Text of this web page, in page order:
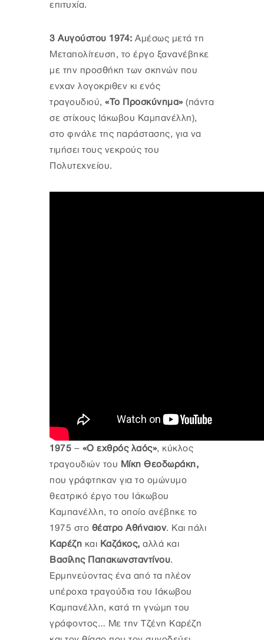
επιτυχία.
3 Αυγούστου 1974: Αμέσως μετά τη
Μεταπολίτευση, το έργο ξανανέβηκε
με την προσθήκη των σκηνών που
εíχαν λογοκριθεí κι ενός
τραγουδιού, «Το Προσκύνημα» (πάντα
σε στίχους Ιάκωβου Καμπανέλλη),
στο φινάλε της παράστασης, για να
τιμήσει τους νεκρούς του
Πολυτεχνείου.
1975 – «Ο εχθρός λαός», κύκλος
τραγουδιών του Μίκη Θεοδωράκη,
που γράφτηκαν για το ομώνυμο
θεατρικό έργο του Ιάκωβου
Καμπανέλλη, το οποίο ανέβηκε το
1975 στο θέατρο Αθήναιον. Και πάλι
Καρέζη και Καζάκος, αλλά και
Βασίλης Παπακωνσταντίνου.
Ερμηνεύοντας ένα από τα πλέον
υπέροχα τραγούδια του Ιάκωβου
Καμπανέλλη, κατά τη γνώμη του
γράφοντος… Με την Τζένη Καρέζη